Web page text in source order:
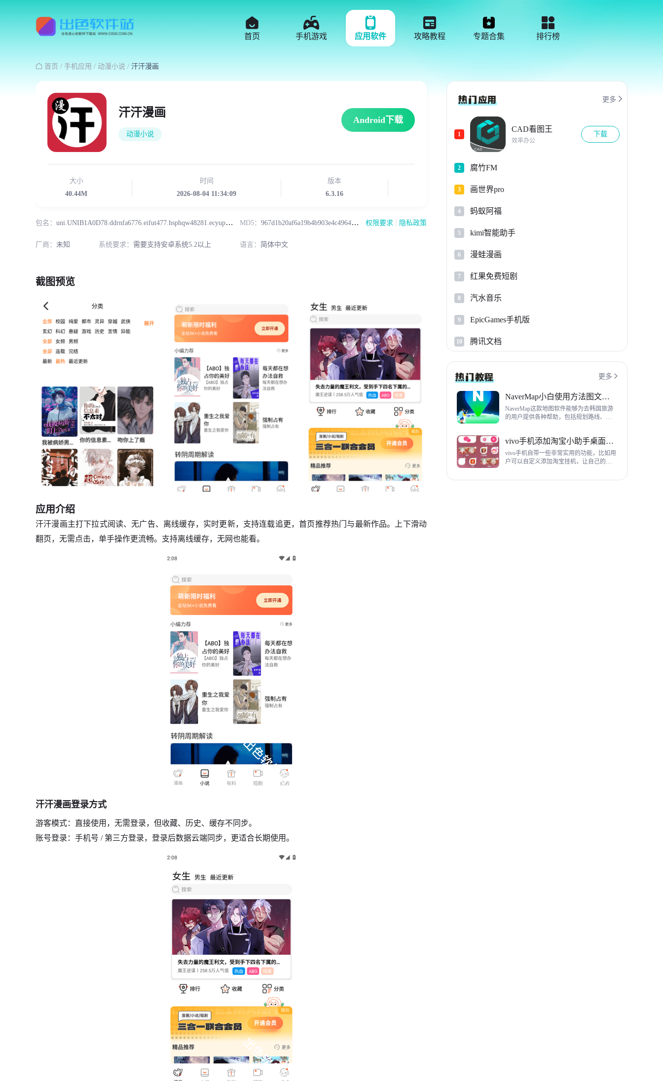
首页 手机游戏 应用软件 攻略教程 专题合集 排行榜
 首页 / 手机应用 / 动漫小说 / 汗汗漫画
汗汗漫画
动漫小说
Android下载
大小
40.44M
时间
2026-08-04 11:34:09
版本
6.3.16
包名： uni.UNIB1A0D78.ddrnfa6776.eifut477.hsphqw48281.ecyup83.exavpz570 MD5：967d1b20af6a19b4b903e4c49642dd39 权限要求 隐私政策
厂商： 未知 系统要求： 需要支持安卓系统5.2以上 语言： 简体中文
截图预览
应用介绍
汗汗漫画主打下拉式阅读、无广告、离线缓存，实时更新，支持连载追更，首页推荐热门与最新作品。上下滑动
翻页，无需点击，单手操作更流畅。支持离线缓存，无网也能看。
汗汗漫画登录方式
游客模式：直接使用，无需登录，但收藏、历史、缓存不同步。
账号登录：手机号 / 第三方登录，登录后数据云端同步，更适合长期使用。
更多 
1
CAD看图王
效率办公
下载
2 腐竹FM
3 画世界pro
4 蚂蚁阿福
5 kimi智能助手
6 漫蛙漫画
7 红果免费短剧
8 汽水音乐
9 EpicGames手机版
10 腾讯文档
更多 
NaverMap小白使用方法图文教程
NaverMap这款地图软件能够为去韩国旅游
的用户提供各种帮助，包括规划路线、导
教程，希望对各位有帮助。
vivo手机添加淘宝小助手桌面挂件方法
vivo手机自带一些非常实用的功能，比如用
户可以自定义添加淘宝挂机，让自己的购
相当方便，下面为大家带来添加淘宝小助